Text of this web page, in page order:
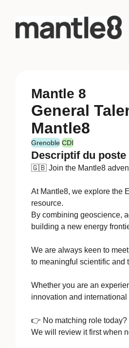
Mantle 8
General
Mantle8
Grenoble CDI
Descriptif du poste
🇬🇧 Join the Mantle8
At Mantle8, we explore the
resource.
By combining geoscience,
building a new energy
We are always keen to
to meaningful scientific and
Whether you are an
innovation and international
👉 No matching role today?
We will review it first when